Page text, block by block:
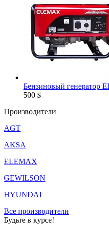
Бензиновый генератор
500 $
Производители
AGT
AKSA
ELEMAX
GEWILSON
HYUNDAI
Все производители
Будьте в курсе!